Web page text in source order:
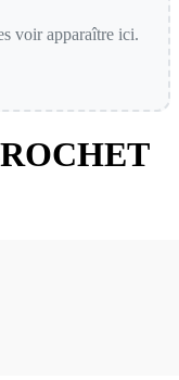
voir apparaître ici.